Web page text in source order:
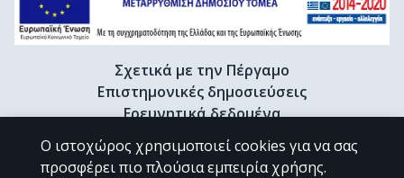
Σχετικά με την Πέργαμο
Επιστημονικές δημοσιεύσεις
Ερευνητικά δεδομένα
Διδακτορικές διατριβές & Γκρίζα βιβλιογραφία
Προφίλ Ερευνητή
Ο ιστοχώρος χρησιμοποιεί cookies για να σας
προσφέρει πιο πλούσια εμπειρία χρήσης.